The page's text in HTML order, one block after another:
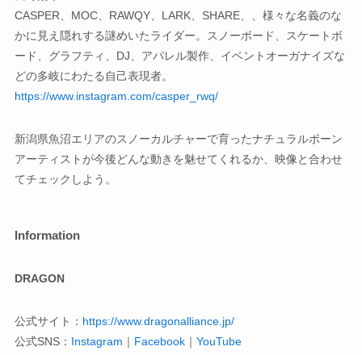
CASPER、MOC、RAWQY、LARK、SHARE、、様々な名義のな
かに見え隠れする謎めいたライダー。スノーボード、スケートボ
ード、グラフティ、DJ、アパレル製作、イベントオーガナイズな
どの多岐にわたる自己表現者。
https://www.instagram.com/casper_rwq/
新潟県魚沼エリアのスノーカルチャーで育ったナチュラルボーン
アーティストが今後どんな動きを魅せてくれるか、映像と合わせ
てチェックしよう。
Information
DRAGON
公式サイト： https://www.dragonalliance.jp/
公式SNS： Instagram ｜ Facebook｜ YouTube